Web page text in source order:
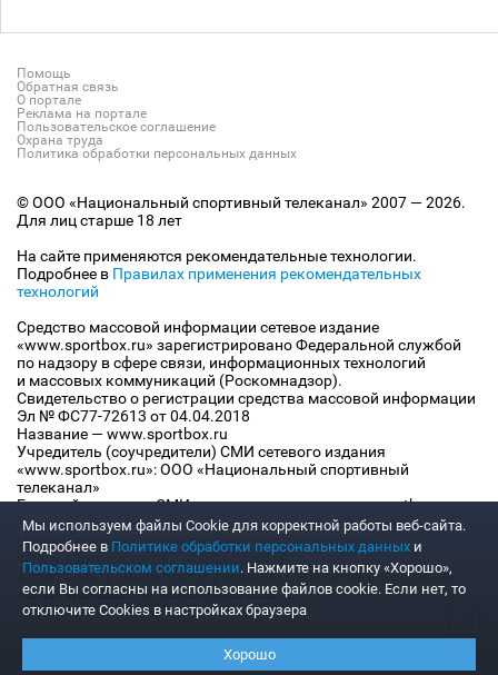
Помощь
Обратная связь
О портале
Реклама на портале
Пользовательское соглашение
Охрана труда
Политика обработки персональных данных
© ООО «Национальный спортивный телеканал» 2007 — 2026.
Для лиц старше 18 лет
На сайте применяются рекомендательные технологии.
Подробнее в Правилах применения рекомендательных
технологий
Средство массовой информации сетевое издание
«www.sportbox.ru» зарегистрировано Федеральной службой
по надзору в сфере связи, информационных технологий
и массовых коммуникаций (Роскомнадзор).
Свидетельство о регистрации средства массовой информации
Эл № ФС77-72613 от 04.04.2018
Название — www.sportbox.ru
Учредитель (соучредители) СМИ сетевого издания
«www.sportbox.ru»: ООО «Национальный спортивный
телеканал»
Главный редактор СМИ сетевого издания «www.sportbox.ru»:
Конов В.А.
Номер телефона редакции СМИ сетевого издания
«www.sportbox.ru»: +7 (495) 653 8419
Адрес электронной почты редакции СМИ сетевого издания
«www.sportbox.ru»: editor@sportbox.ru
Мы используем файлы Сookie для корректной работы веб-сайта.
Подробнее в Политике обработки персональных данных и
Пользовательском соглашении. Нажмите на кнопку «Хорошо»,
если Вы согласны на использование файлов cookie. Если нет, то
отключите Cookies в настройках браузера
Хорошо